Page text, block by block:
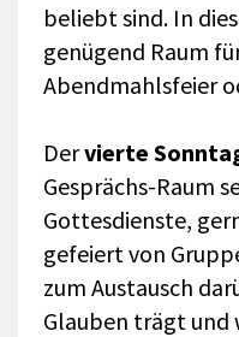
beliebt sind. In
genügend Raum
Abendmahlsfeier
Dervierte
Gesprächs-Raum
Gottesdienste,
gefeiert von
zum Austausch
Glauben trägt und